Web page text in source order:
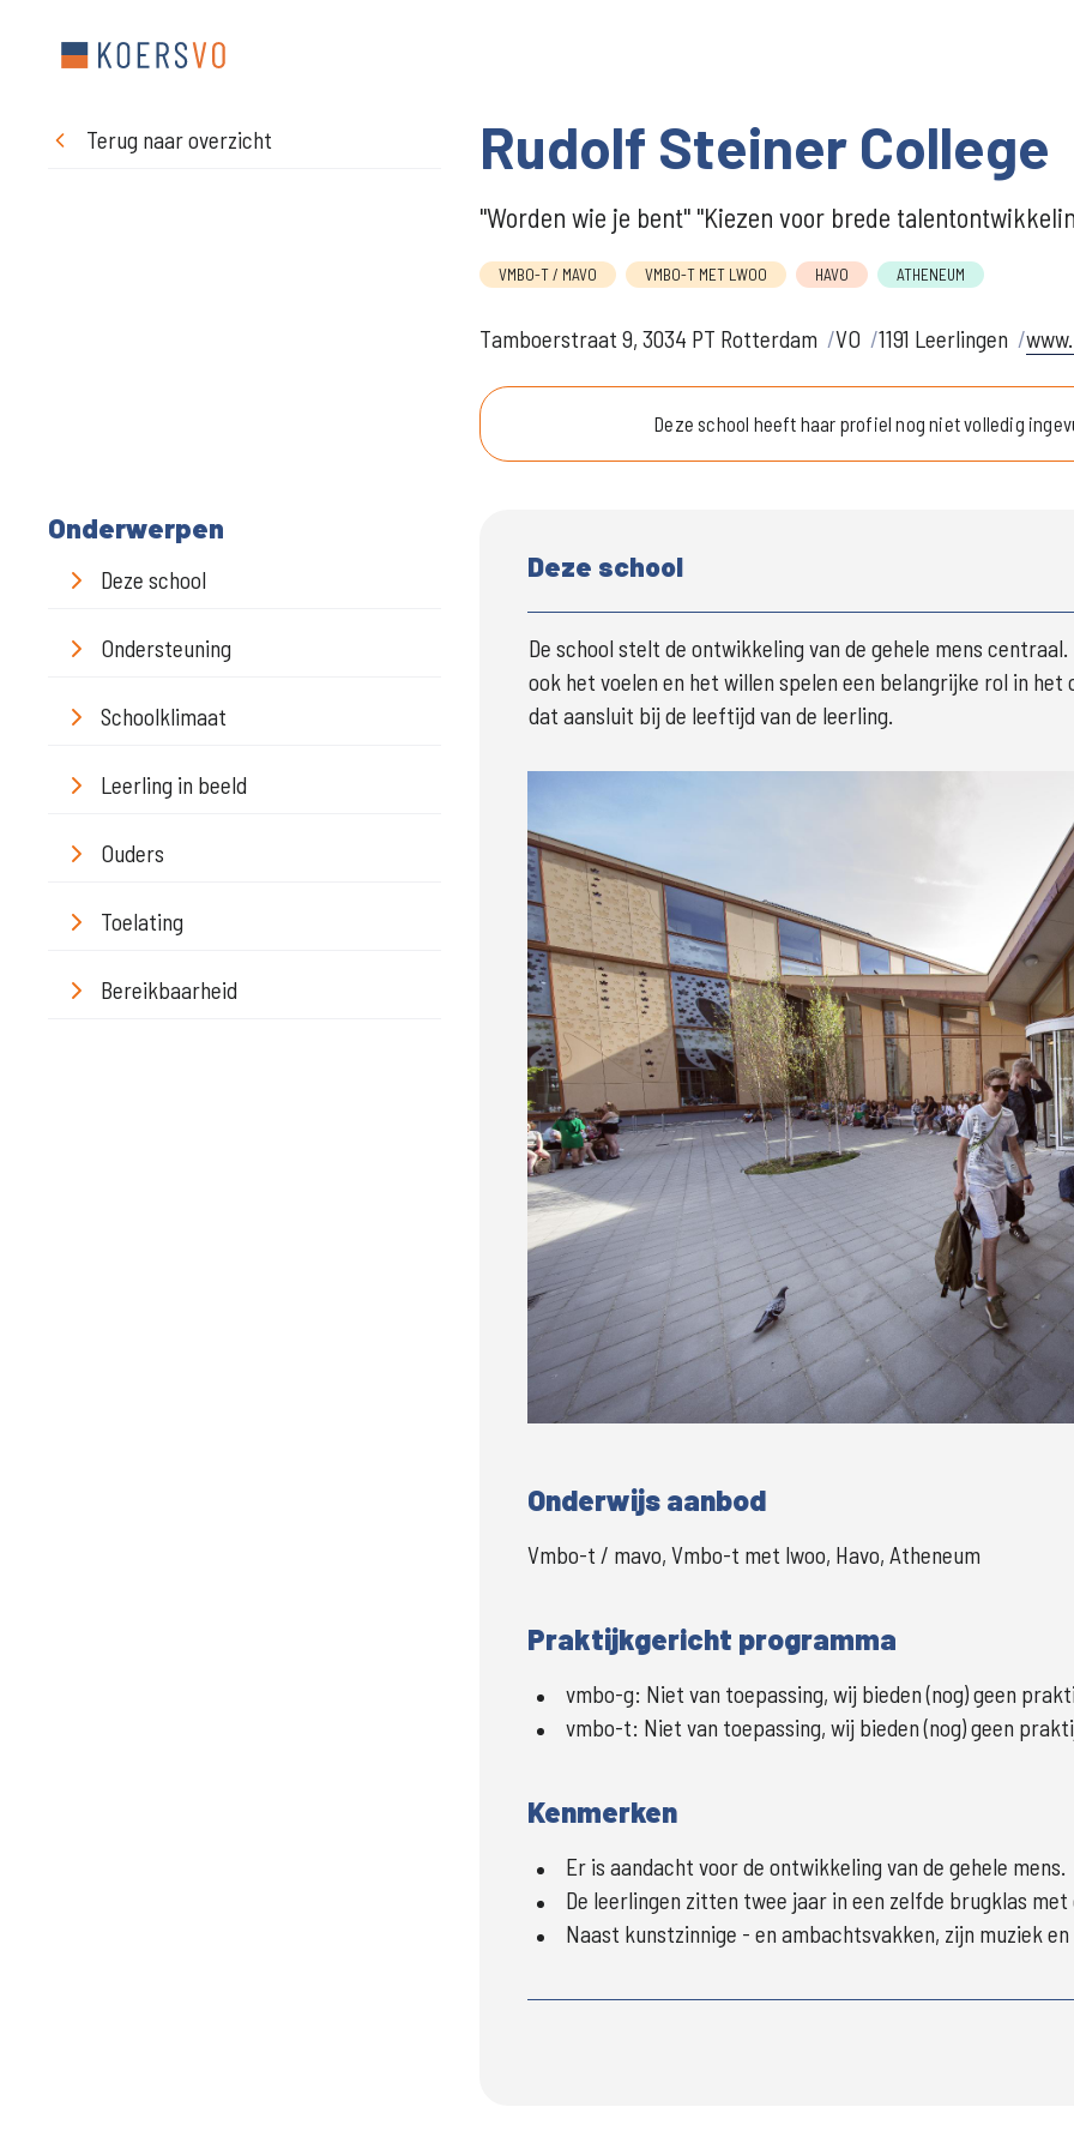
Terug naar overzicht Rudolf Steiner College
"Worden wie je bent" "Kiezen voor brede
VMBO-T / MAVO VMBO-T MET LWOO HAVO ATHENEUM
Tamboerstraat 9, 3034 PT Rotterdam VO 1191 Leerlingen
Deze school heeft haar profiel nog niet volledig
Onderwerpen
Deze school
Ondersteuning
Schoolklimaat
Leerling in beeld
Ouders
Toelating
Bereikbaarheid
Deze school
De school stelt de ontwikkeling van de gehele mens
ook het voelen en het willen spelen een belangrijke rol in
dat aansluit bij de leeftijd van de leerling.
Onderwijs aanbod
Vmbo-t / mavo, Vmbo-t met lwoo, Havo, Atheneum
Praktijkgericht programma
vmbo-g: Niet van toepassing, wij bieden (nog) geen
vmbo-t: Niet van toepassing, wij bieden (nog) geen
Kenmerken
Er is aandacht voor de ontwikkeling van de gehele mens.
De leerlingen zitten twee jaar in een zelfde brugklas
Naast kunstzinnige - en ambachtsvakken, zijn muziek